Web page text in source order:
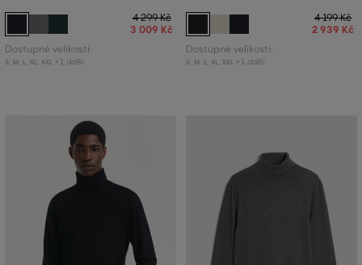
4 299 Kč
3 009 Kč
Dostupné velikosti:
S, M L XL XXL +1 další
4 199 Kč
2 939 Kč
Dostupné velikosti:
S, M L XL XXL +1 další